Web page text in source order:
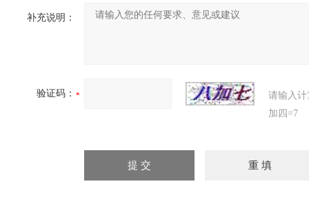
补充说明：
验证码：
请输入
加四=7